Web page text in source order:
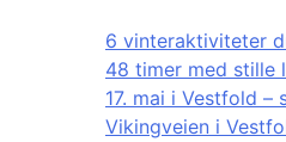
6 vinteraktiviteter
48 timer med stille
17. mai i Vestfold –
Vikingveien i